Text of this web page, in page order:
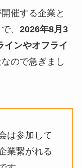
催する企業と
、 2026年8月3
インやオフライ
ので急ぎまし
は参加して
業繋がれる